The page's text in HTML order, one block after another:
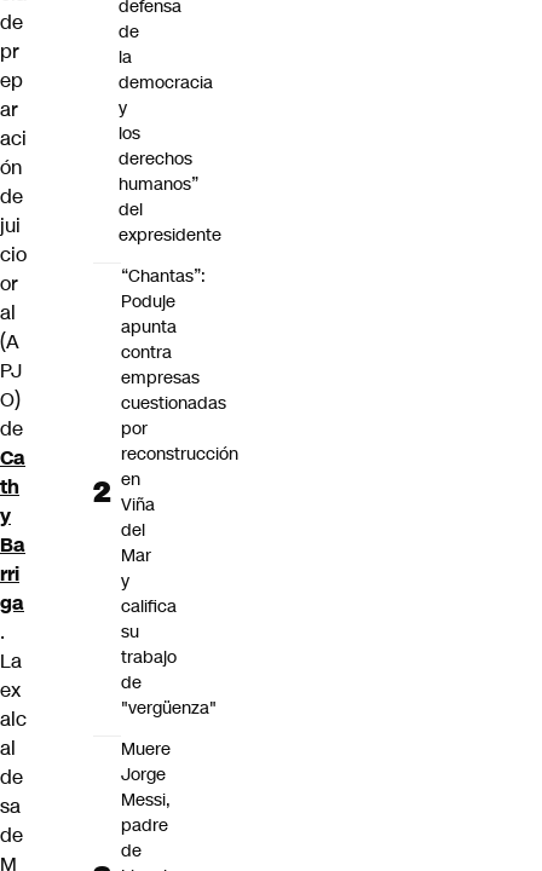
de
pr
ep
ar
aci
ón
de
jui
cio
or
al
(A
PJ
O)
de
Ca
th
y
Ba
rri
ga
.
La
ex
alc
al
de
sa
de
M
defensa
de
la
democracia
y
los
derechos
humanos”
del
expresidente
“Chantas”:
Poduje
apunta
contra
empresas
cuestionadas
por
reconstrucción
en
Viña
del
Mar
y
califica
su
trabajo
de
"vergüenza"
Muere
Jorge
Messi,
padre
de